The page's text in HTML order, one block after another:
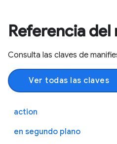
Referencia
Consulta las claves de
Ver todas las claves
action
en segundo plano